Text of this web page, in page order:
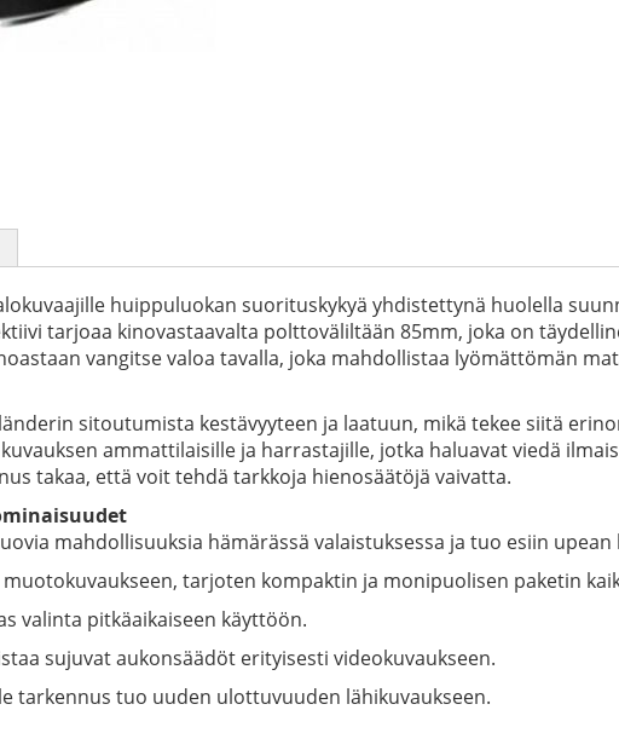
huippuluokan suorituskykyä yhdistettynä huolella
tarjoaa kinovastaavalta polttoväliltään 85mm, joka on
vangitse valoa tavalla, joka mahdollistaa lyömättömän
sitoutumista kestävyyteen ja laatuun, mikä tekee siitä
ammattilaisille ja harrastajille, jotka haluavat viedä
takaa, että voit tehdä tarkkoja hienosäätöjä vaivatta.
mahdollisuuksia hämärässä valaistuksessa ja tuo esiin upean
tarjoten kompaktin ja monipuolisen paketin
valinta pitkäaikaiseen käyttöön.
sujuvat aukonsäädöt erityisesti videokuvaukseen.
tarkennus tuo uuden ulottuvuuden lähikuvaukseen.